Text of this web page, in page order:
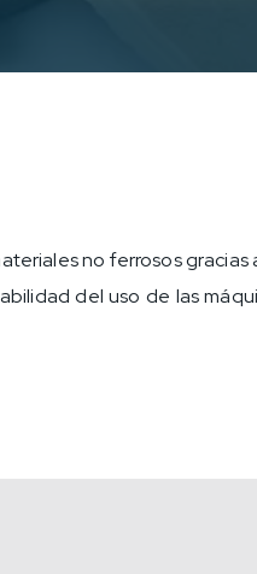
no ferrosos
del uso de las